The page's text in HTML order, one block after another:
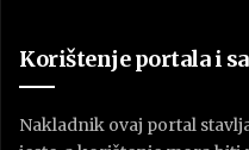
Korištenje portala i
Nakladnik ovaj portal